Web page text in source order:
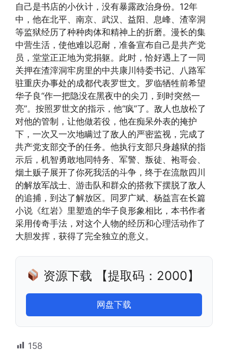
自己是书店的小伙计，没有暴露政治身份。12年
中，他在北平、南京、武汉、益阳、息峰、渣宰洞
等监狱经历了种种肉体和精神上的折磨。漫长的集
中营生活，使他难以忍耐，准备宣布自己是共产党
员，堂堂正正地为党捐躯。此时，恰好遇上了一同
关押在渣滓洞牢房里的中共康川特委书记、八路军
驻重庆办事处的成都代表罗世文。罗临牺牲前希望
华子良“作一把隐没在黑夜中的尖刀，到时突然一
亮”。按照罗世文的指示，他“疯”了。敌人也放松了
对他的管制，让他做若役，他在痴呆外表的掩护
下，一次又一次地瞒过了敌人的严密监视，完成了
共产党支部交予的任务。他执行支部只身越狱的指
示后，机智勇敢地同特务、军警、叛徒、袍哥会、
烟土贩子展开了你死我活的斗争，终于在流散四川
的解放军战士、游击队和群众的搭救下摆脱了敌人
的追捕，到达了解放区。同罗广斌、杨益言在长篇
小说《红岩》里塑造的华子良形象相比，本书作者
采用传奇手法，对这个人物的经历和心理活动作了
大胆发挥，获得了完全独立的意义。
资源下载 【提取码：2000】
网盘下载
158